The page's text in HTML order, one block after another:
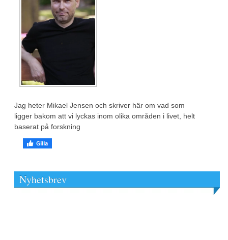
Jag heter Mikael Jensen och skriver här om vad som
ligger bakom att vi lyckas inom olika områden i livet, helt
baserat på forskning
Nyhetsbrev